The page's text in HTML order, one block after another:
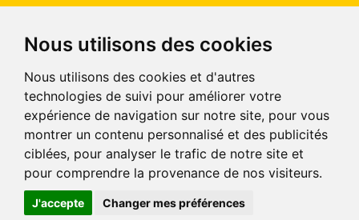
Nous utilisons des cookies
Nous utilisons des cookies et d'autres
technologies de suivi pour améliorer votre
expérience de navigation sur notre site, pour vous
montrer un contenu personnalisé et des publicités
ciblées, pour analyser le trafic de notre site et
pour comprendre la provenance de nos visiteurs.
J'accepte Changer mes préférences
CGV
© Madewis 2026 . Tous droits reservés.